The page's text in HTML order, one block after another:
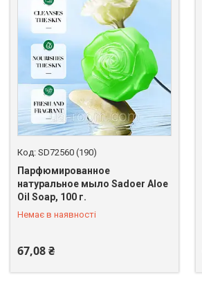
SD72560 (190)
Парфюмированное
натуральное мыло Sadoer Aloe
Oil Soap, 100 г.
Немає в наявності
67,08 ₴